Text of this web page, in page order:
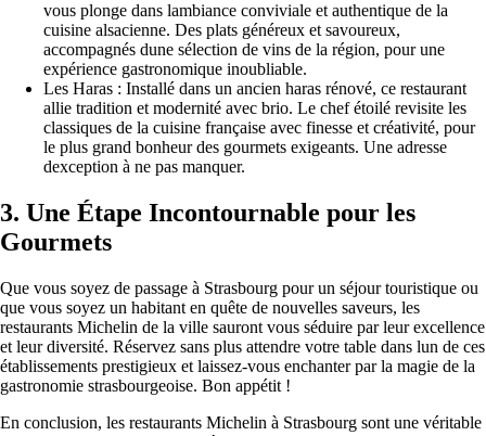
vous plonge dans lambiance conviviale et authentique de la
cuisine alsacienne. Des plats généreux et savoureux,
accompagnés dune sélection de vins de la région, pour une
expérience gastronomique inoubliable.
Les Haras : Installé dans un ancien haras rénové, ce restaurant
allie tradition et modernité avec brio. Le chef étoilé revisite les
classiques de la cuisine française avec finesse et créativité, pour
le plus grand bonheur des gourmets exigeants. Une adresse
dexception à ne pas manquer.
3. Une Étape Incontournable pour les
Gourmets
Que vous soyez de passage à Strasbourg pour un séjour touristique ou
que vous soyez un habitant en quête de nouvelles saveurs, les
restaurants Michelin de la ville sauront vous séduire par leur excellence
et leur diversité. Réservez sans plus attendre votre table dans lun de ces
établissements prestigieux et laissez-vous enchanter par la magie de la
gastronomie strasbourgeoise. Bon appétit !
En conclusion, les restaurants Michelin à Strasbourg sont une véritable